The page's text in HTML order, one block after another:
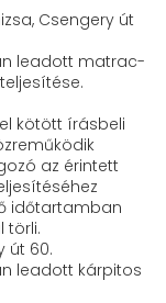
Csengery út
leadott matrac-
kötött írásbeli
az érintett
időtartamban
törli.
út 60.
leadott kárpitos